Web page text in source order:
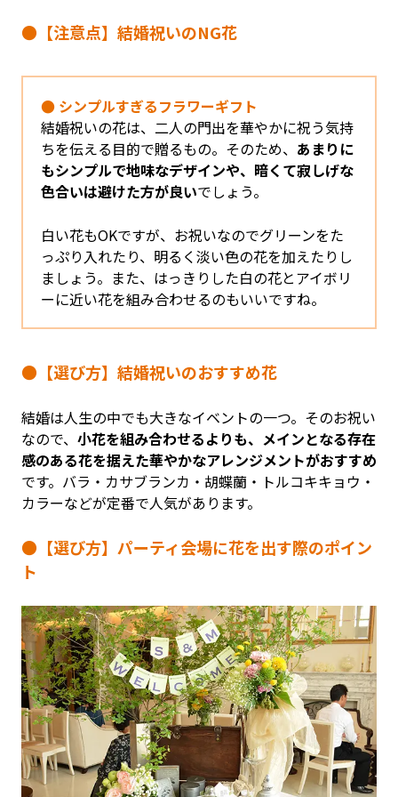
●【注意点】結婚祝いのNG花
● シンプルすぎるフラワーギフト
結婚祝いの花は、二人の門出を華やかに祝う気持
ちを伝える目的で贈るもの。そのため、 あまりに
もシンプルで地味なデザインや、暗くて寂しげな
色合いは避けた方が良いでしょう。
白い花もOKですが、お祝いなのでグリーンをた
っぷり入れたり、明るく淡い色の花を加えたりし
ましょう。また、はっきりした白の花とアイボリ
ーに近い花を組み合わせるのもいいですね。
●【選び方】結婚祝いのおすすめ花
結婚は人生の中でも大きなイベントの一つ。そのお祝い
なので、 小花を組み合わせるよりも、メインとなる存在
感のある花を据えた華やかなアレンジメントがおすすめ
です。バラ・カサブランカ・胡蝶蘭・トルコキキョウ・
カラーなどが定番で人気があります。
●【選び方】パーティ会場に花を出す際のポイン
ト